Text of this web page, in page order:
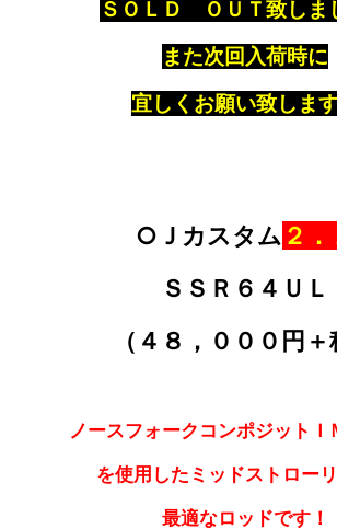
ＳＯＬＤ ＯＵＴ致しま
また次回入荷時に
宜しくお願い致します
○Ｊカスタム ２．
ＳＳＲ６４ＵＬ
（４８，０００円＋
ノースフォークコンポジットＩ
を使用した ミッドストロー
最適なロッドです！